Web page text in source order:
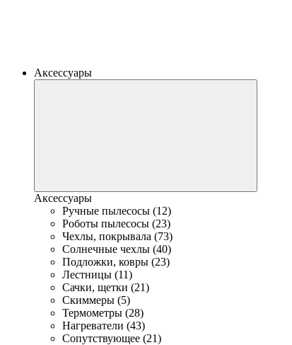
Аксессуары
Аксессуары
Ручные пылесосы (12)
Роботы пылесосы (23)
Чехлы, покрывала (73)
Солнечные чехлы (40)
Подложки, ковры (23)
Лестницы (11)
Сачки, щетки (21)
Скиммеры (5)
Термометры (28)
Нагреватели (43)
Сопутствующее (21)